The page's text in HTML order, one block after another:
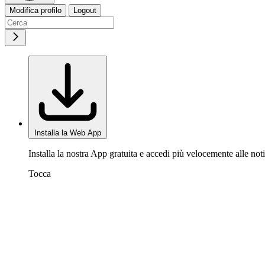
Modifica profilo Logout
Installa la Web App
Installa la nostra App gratuita e accedi più velocemente alle
Tocca